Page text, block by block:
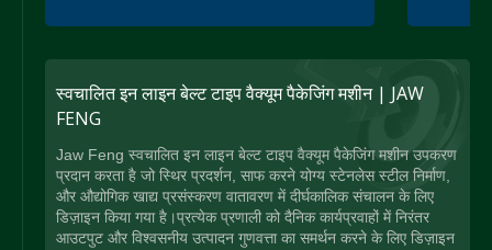
स्वचालित इन लाइन बेल्ट टाइप वैक्यूम पैकेजिंग मशीन | JAW
FENG
Jaw Feng स्वचालित इन लाइन बेल्ट टाइप वैक्यूम पैकेजिंग मशीन उपकरण
प्रदान करता है जो स्थिर प्रदर्शन, साफ करने योग्य स्टेनलेस स्टील निर्माण,
और औद्योगिक खाद्य प्रसंस्करण वातावरण में दीर्घकालिक संचालन के लिए
डिज़ाइन किया गया है।प्रत्येक प्रणाली को दैनिक कार्यप्रवाहों में निरंतर
आउटपुट और विश्वसनीय उत्पादन गुणवत्ता का समर्थन करने के लिए डिज़ाइन